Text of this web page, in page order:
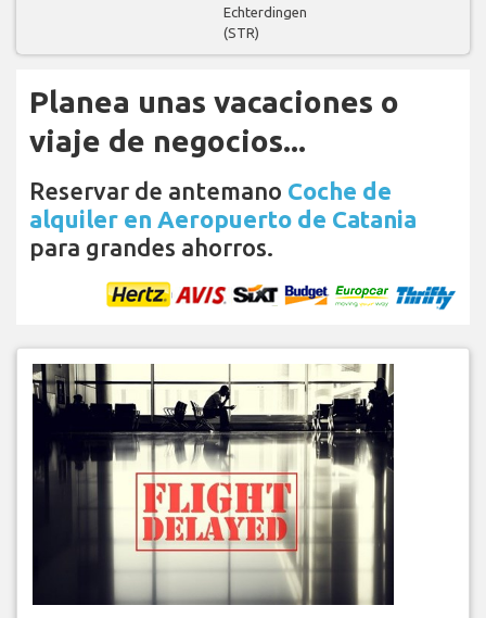
Echterdingen
(STR)
Planea unas vacaciones o
viaje de negocios...
Reservar de antemano Coche de
alquiler en Aeropuerto de Catania
para grandes ahorros.